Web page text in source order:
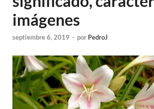
imágenes
septiembre 6, 2019 - por PedroJ